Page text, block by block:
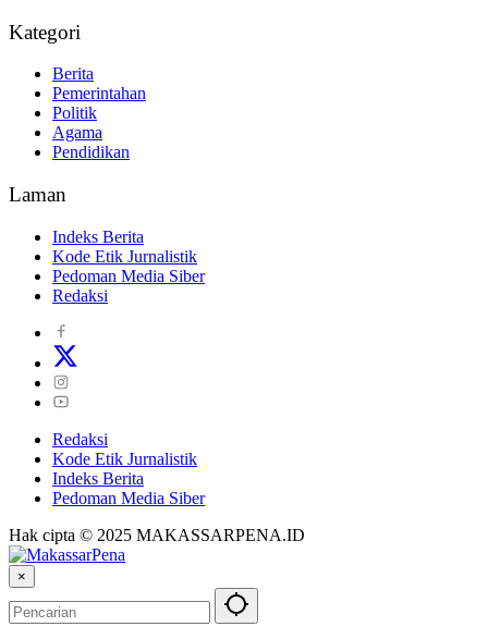
Kategori
Berita
Pemerintahan
Politik
Agama
Pendidikan
Laman
Indeks Berita
Kode Etik Jurnalistik
Pedoman Media Siber
Redaksi
Redaksi
Kode Etik Jurnalistik
Indeks Berita
Pedoman Media Siber
Hak cipta © 2025 MAKASSARPENA.ID
×